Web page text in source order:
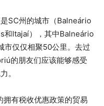
SC州的城市（Balneário
Itajaí），其中Balneário
仅仅相聚50公里。去过
的朋友们应该能够感受
。
有税收优惠政策的贸易